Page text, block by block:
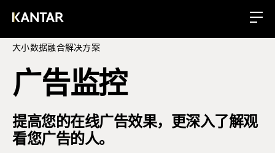
大小数据融合解决方案
广告监控
提高您的在线广告效果，更深入了解观
看您广告的人。